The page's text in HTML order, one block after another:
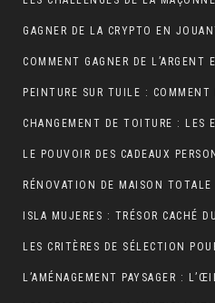
COMMENT GAGNER DE L’ARGENT
CHANGEMENT DE TOITURE : LES
LE POUVOIR DES CADEAUX
L’AMÉNAGEMENT PAYSAGER :